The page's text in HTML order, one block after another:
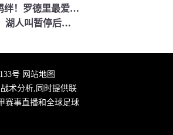
【有道理嘛?】曼城羁绊！罗德里最爱的各国球员！葡萄牙选择了B
[体育报道]致胜抢断！湖人叫暂停后发球失误 理查德抢断造杀伤
号 网站地图
术分析,同时提供联
赛事直播和全球足球